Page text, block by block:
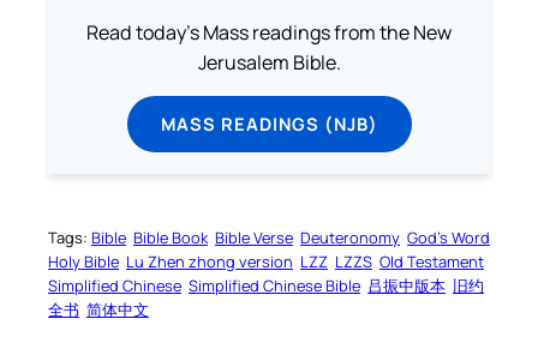
Read today's Mass readings from the New
Jerusalem Bible.
MASS READINGS (NJB)
Tags: Bible Bible Book Bible Verse Deuteronomy God’s Word
Holy Bible Lu Zhen zhong version LZZ LZZS Old Testament
Simplified Chinese Simplified Chinese Bible 吕振中版本 旧约
全书 简体中文